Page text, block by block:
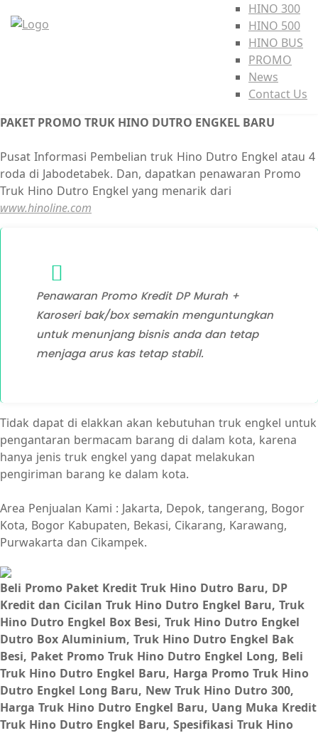
HINO 300
HINO 500
HINO BUS
PROMO
News
Contact Us
PAKET PROMO TRUK HINO DUTRO ENGKEL BARU
Pusat Informasi Pembelian truk Hino Dutro Engkel atau 4
roda di Jabodetabek. Dan, dapatkan penawaran Promo
Truk Hino Dutro Engkel yang menarik dari
www.hinoline.com
Penawaran Promo Kredit DP Murah +
Karoseri bak/box semakin menguntungkan
untuk menunjang bisnis anda dan tetap
menjaga arus kas tetap stabil.
Tidak dapat di elakkan akan kebutuhan truk engkel untuk
pengantaran bermacam barang di dalam kota, karena
hanya jenis truk engkel yang dapat melakukan
pengiriman barang ke dalam kota.
Area Penjualan Kami : Jakarta, Depok, tangerang, Bogor
Kota, Bogor Kabupaten, Bekasi, Cikarang, Karawang,
Purwakarta dan Cikampek.
Beli Promo Paket Kredit Truk Hino Dutro Baru, DP
Kredit dan Cicilan Truk Hino Dutro Engkel Baru, Truk
Hino Dutro Engkel Box Besi, Truk Hino Dutro Engkel
Dutro Box Aluminium, Truk Hino Dutro Engkel Bak
Besi, Paket Promo Truk Hino Dutro Engkel Long, Beli
Truk Hino Dutro Engkel Baru, Harga Promo Truk Hino
Dutro Engkel Long Baru, New Truk Hino Dutro 300,
Harga Truk Hino Dutro Engkel Baru, Uang Muka Kredit
Truk Hino Dutro Engkel Baru, Spesifikasi Truk Hino